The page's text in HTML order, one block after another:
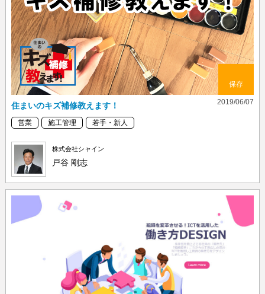
保存
2019/06/07
住まいのキズ補修教えます！
営業 施工管理 若手・新人
株式会社シャイン
戸谷 剛志